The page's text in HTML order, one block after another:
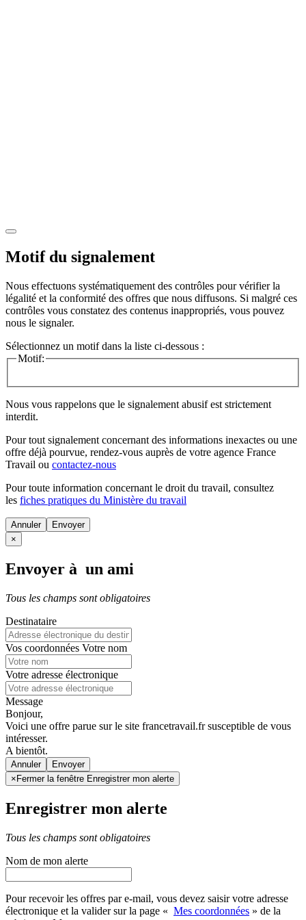
Motif du signalement
Nous effectuons systématiquement des contrôles pour vérifier la
légalité et la conformité des offres que nous diffusons. Si malgré ces
contrôles vous constatez des contenus inappropriés, vous pouvez
nous le signaler.
Sélectionnez un motif dans la liste ci-dessous :
Motif:
Nous vous rappelons que le signalement abusif est strictement
interdit.
Pour tout signalement concernant des informations inexactes ou une
offre déjà pourvue, rendez-vous auprès de votre agence France
Travail ou contactez-nous
Pour toute information concernant le droit du travail, consultez
les fiches pratiques du Ministère du travail
Annuler
×
Envoyer à un ami
Tous les champs sont obligatoires
Destinataire
Vos coordonnées Votre nom
Votre adresse électronique
Message
Bonjour,
Voici une offre parue sur le site francetravail.fr susceptible de vous
intéresser.
A bientôt.
Annuler
× Fermer la fenêtre Enregistrer mon alerte
Enregistrer mon alerte
Tous les champs sont obligatoires
Nom de mon alerte
Pour recevoir les offres par e-mail, vous devez saisir votre adresse
électronique et la valider sur la page « Mes coordonnées » de la